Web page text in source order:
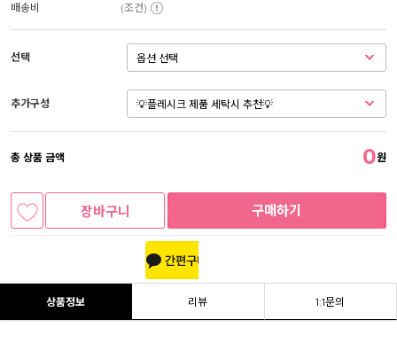
배송비 (조건)
선택
추가구성
총 상품 금액 0원
장바구니 구매하기
상품정보 리뷰 1:1문의